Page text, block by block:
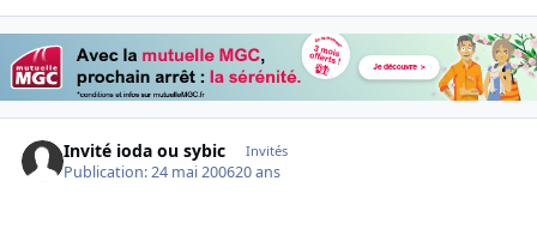
Invité ioda ou sybic Invités
Publication:24 mai 200620 ans